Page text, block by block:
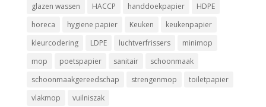
glazen wassen
HACCP handdoekpapier
HDPE
horeca
hygiene papier Keuken
keukenpapier
kleurcodering
LDPE luchtverfrissers
minimop
mop
poetspapier sanitair
schoonmaak
schoonmaakgereedschap
strengenmop
toiletpapier
vlakmop
vuilniszak